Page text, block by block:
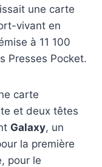
une carte
vivant en
à 11 100
Presses Pocket.
carte
et deux têtes
Galaxy, un
la première
pour le